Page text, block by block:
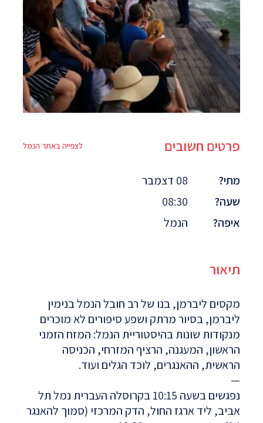
פרטים חשובים לצפייה באתר הנמל
מתי?
08 דצמבר
שעה?
08:30
איפה?
הנמל
תיאור
מקסים ליברמן, בנו של רב חובל הנמל בנימין
ליברמן, בסיור מרתק ושפע סיפורים לא מוכרים
מנקודות שונות בהיסטוריית הנמל: המזח הזמני
הראשון, המעגנה, הרציף המזרחי, הכניסה
הראשית, ההאנגרים, לוכד הגלים ועוד.
—
נפגשים בשעה 10:15 בקרוסלה העברית נמל תל
אביב, ליד ארגז החול, הדק המרכזי (סמוך להאנגר